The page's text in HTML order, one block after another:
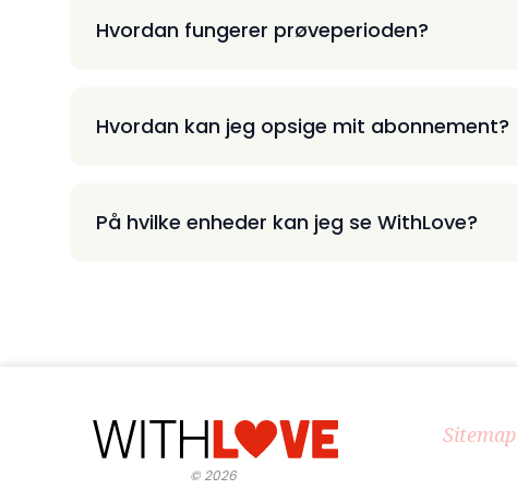
Hvordan fungerer prøveperioden?
Hvordan kan jeg opsige mit abonnement?
På hvilke enheder kan jeg se WithLove?
©2026
Sitemap